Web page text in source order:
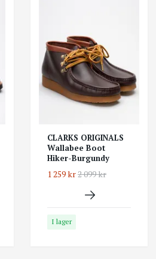
CLARKS ORIGINALS
Wallabee Boot
Hiker-Burgundy
1 259 kr2 099 kr
I lager